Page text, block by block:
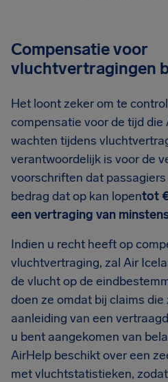
Compensatie voor
vluchtvertragingen
Het loont zeker om te
compensatie voor de tijd die
wachten tijdens
verantwoordelijk is voor de
voorschriften dat
bedrag dat op kan lopentot
een vertraging van
Indien u recht heeft op
vluchtvertraging, zal Air
de vlucht op de
doen ze omdat bij claims
aanleiding van een
u bent aangekomen van
AirHelp beschikt over een
met vluchtstatistieken,